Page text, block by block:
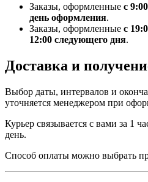
Заказы, оформленные с
день оформления.
Заказы, оформленные с
12:00 следующего дня.
Доставка и
Выбор даты, интервалов и
уточняется менеджером при
Курьер связывается с вами за 1
день.
Способ оплаты можно выбрать